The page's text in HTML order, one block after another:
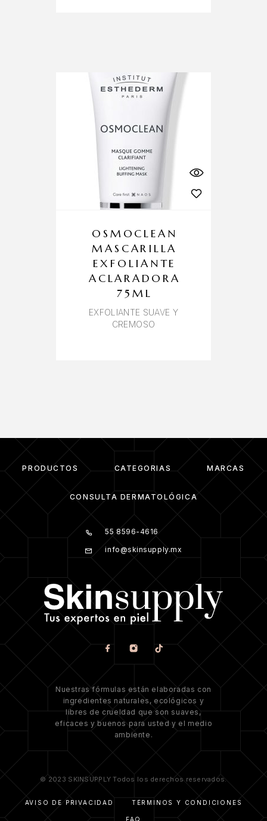
OSMOCLEAN
MASCARILLA
EXFOLIANTE
ACLARADORA
75ML
EXFOLIANTE SUAVE Y
CREMOSO
PRODUCTOS CATEGORIAS MARCAS
CONSULTA DERMATOLÓGICA
55 8596-4616
info@skinsupply.mx
Nuestras fórmulas están elaboradas con
ingredientes naturales, ecológicos y
libres de crueldad que son suaves,
eficaces y buenos para usted y el medio
ambiente.
© 2023 SKINSUPPLY Todos los derechos reservados.
AVISO DE PRIVACIDAD TÉRMINOS Y CONDICIONES
FAQ